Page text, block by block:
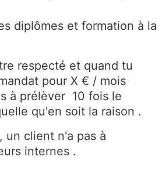
diplômes et formation à la
respecté et quand tu
pour X € / mois
à prélèver 10 fois le
qu'en soit la raison .
un client n'a pas à
internes .